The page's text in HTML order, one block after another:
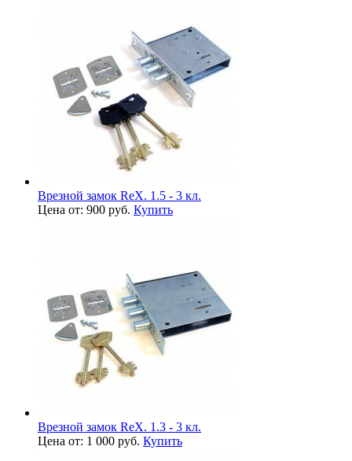
Врезной замок ReX. 1.5 - 3 кл.
Цена от: 900 руб. Купить
Врезной замок ReX. 1.3 - 3 кл.
Цена от: 1 000 руб. Купить